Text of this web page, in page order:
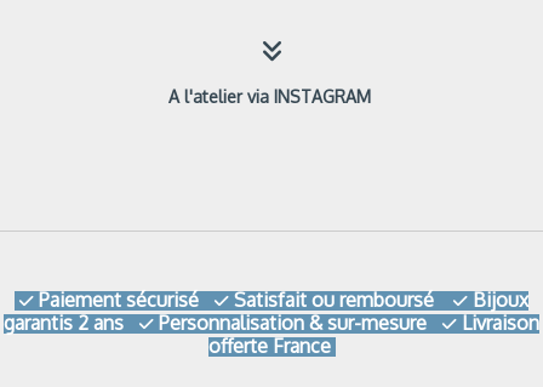

A l'atelier via INSTAGRAM
 Paiement sécurisé  Satisfait ou remboursé  Bijoux
garantis 2 ans
 Personnalisation & sur-mesure  Livraison
offerte France